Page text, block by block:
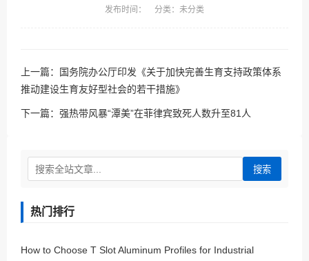
发布时间： 分类：未分类
上一篇：
国务院办公厅印发《关于加快完善生育支持政策体系
推动建设生育友好型社会的若干措施》
下一篇： 强热带风暴“潭美”在菲律宾致死人数升至81人
搜索
热门排行
How to Choose T Slot Aluminum Profiles for Industrial